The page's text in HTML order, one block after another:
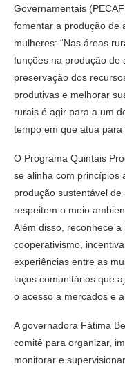
Governamentais
fomentar a produção de
mulheres: “Nas áreas
funções na produção de
preservação dos
produtivas e melhorar
rurais é agir para a um
tempo em que atua para
O Programa Quintais
se alinha com princípios
produção sustentável
respeitem o meio
Além disso, reconhece
cooperativismo,
experiências entre as
laços comunitários que
o acesso a mercados e
A governadora Fátima
comitê para organizar,
monitorar e